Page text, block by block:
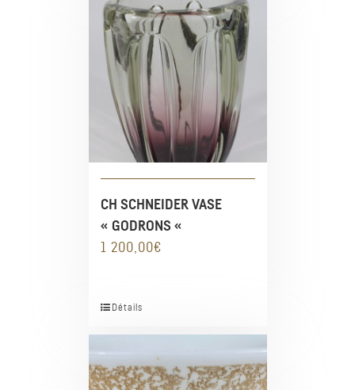
CH SCHNEIDER VASE
« GODRONS «
1 200,00€
Détails